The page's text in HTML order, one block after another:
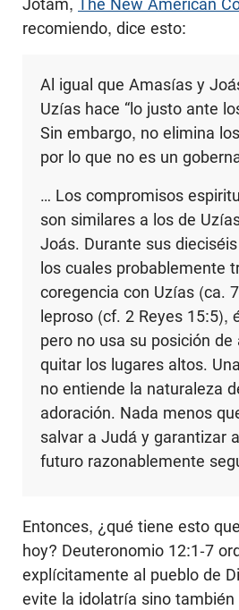
Jotam, The New American
recomiendo, dice esto:
Al igual que Amasías y
Uzías hace “lo justo ante
Sin embargo, no elimina
por lo que no es un
… Los compromisos
son similares a los de
Joás. Durante sus
los cuales probablemente
coregencia con Uzías (ca.
leproso (cf. 2 Reyes 15:5),
pero no usa su posición de
quitar los lugares altos.
no entiende la naturaleza
adoración. Nada menos
salvar a Judá y garantizar
futuro razonablemente
Entonces, ¿qué tiene esto
hoy? Deuteronomio 12:1-7
explícitamente al pueblo de
evite la idolatría sino también